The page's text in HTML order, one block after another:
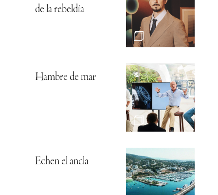
de la rebeldía
Hambre de mar
Echen el ancla